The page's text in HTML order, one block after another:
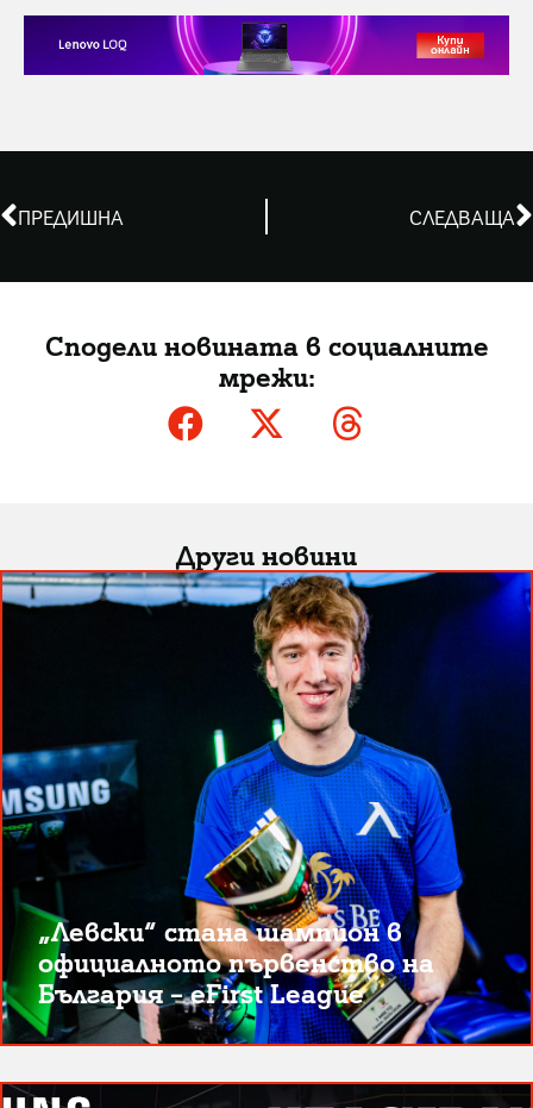
ПРЕДИШНА СЛЕДВАЩА
Сподели новината в социалните
мрежи:
Други новини
„Левски“ стана шампион в
официалното първенство на
България – eFirst League